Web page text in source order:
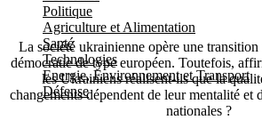
Politique
Agriculture et Alimentation
Santé
Technologies
Energie, Environnement et Transport
Défense
La société ukrainienne opère une
démocratie de type européen. Toutefois,
les Ukrainiens réalisent-ils que la
changements dépendent de leur mentalité et
nationales ?